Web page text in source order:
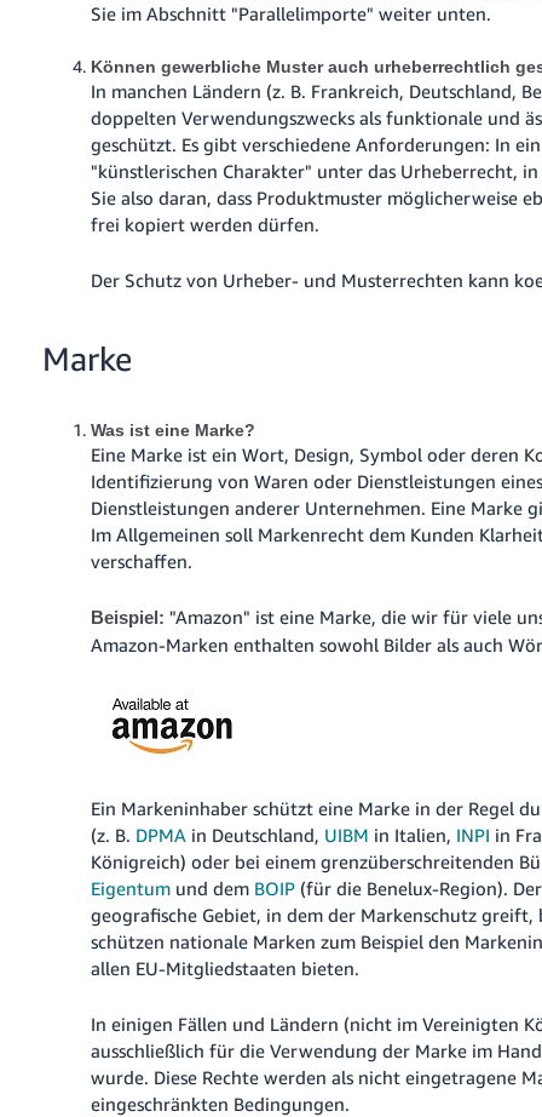
Sie im Abschnitt "Parallelimporte" weiter unten.
Können gewerbliche Muster auch urheberrechtlich
In manchen Ländern (z. B. Frankreich, Deutschland,
doppelten Verwendungszwecks als funktionale und
geschützt. Es gibt verschiedene Anforderungen: In
"künstlerischen Charakter" unter das Urheberrecht,
Sie also daran, dass Produktmuster möglicherweise
frei kopiert werden dürfen.
Der Schutz von Urheber- und Musterrechten kann
Marke
Was ist eine Marke?
Eine Marke ist ein Wort, Design, Symbol oder deren
Identifizierung von Waren oder Dienstleistungen
Dienstleistungen anderer Unternehmen. Eine Marke
Im Allgemeinen soll Markenrecht dem Kunden
verschaffen.
Beispiel: "Amazon" ist eine Marke, die wir für viele
Amazon-Marken enthalten sowohl Bilder als auch
Ein Markeninhaber schützt eine Marke in der Regel
(z. B. DPMA in Deutschland, UIBM in Italien, INPI in
Königreich) oder bei einem grenzüberschreitenden
Eigentum und dem BOIP (für die Benelux-Region).
geografische Gebiet, in dem der Markenschutz
schützen nationale Marken zum Beispiel den
allen EU-Mitgliedstaaten bieten.
In einigen Fällen und Ländern (nicht im Vereinigten
ausschließlich für die Verwendung der Marke im
wurde. Diese Rechte werden als nicht eingetragene
eingeschränkten Bedingungen.